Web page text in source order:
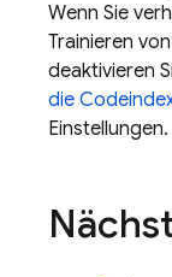
Wenn Sie
Trainieren
deaktivieren
die
Einstellungen.